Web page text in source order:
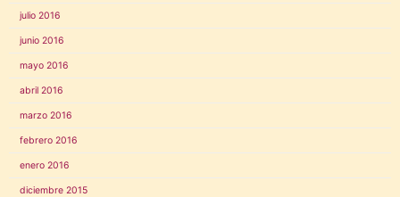
julio 2016
junio 2016
mayo 2016
abril 2016
marzo 2016
febrero 2016
enero 2016
diciembre 2015